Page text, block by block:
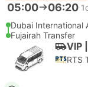
05:00 06:20
Dubai International
Fujairah Transfer
VIP
RTS